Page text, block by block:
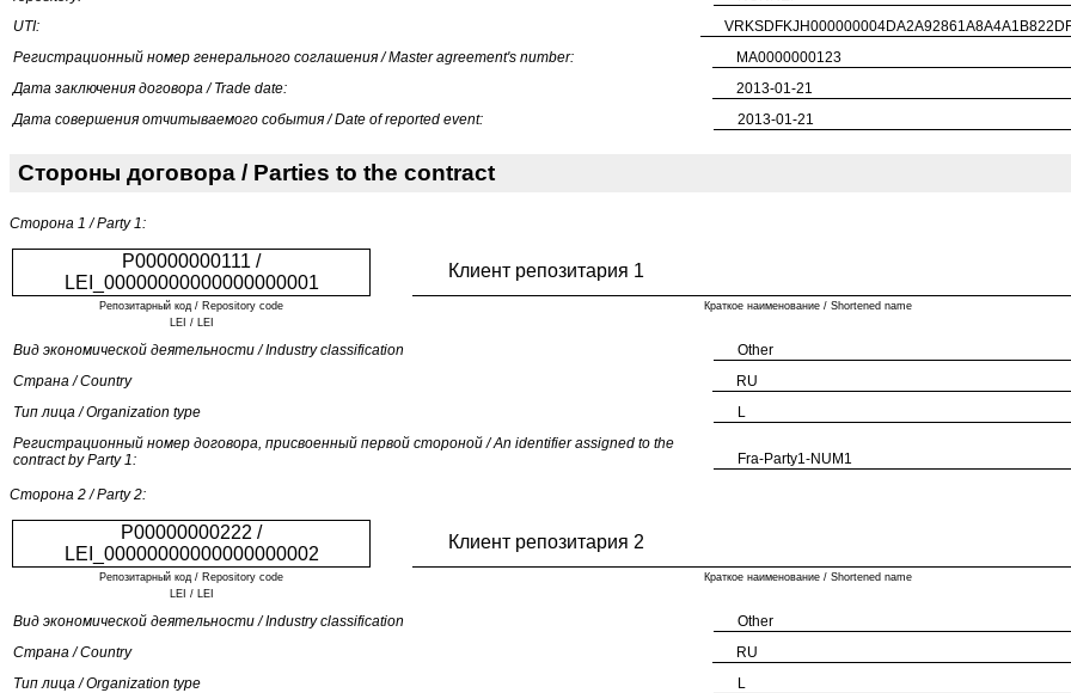
UTI:
Регистрационный номер генерального соглашения / Master agreement's number:
MA0000000123
Дата заключения договора / Trade date:
2013-01-21
Дата совершения отчитываемого события / Date of reported event:
2013-01-21
Стороны договора / Parties to the contract
Сторона 1 / Party 1:
P00000000111 /
LEI_00000000000000000001
Клиент репозитария 1
Репозитарный код / Repository code
Краткое наименование / Shortened name
LEI / LEI
Вид экономической деятельности / Industry classification
Other
Страна / Country
RU
Тип лица / Organization type
L
Регистрационный номер договора, присвоенный первой стороной / An identifier assigned to the
contract by Party 1:
Fra-Party1-NUM1
Сторона 2 / Party 2:
P00000000222 /
LEI_00000000000000000002
Клиент репозитария 2
Репозитарный код / Repository code
Краткое наименование / Shortened name
LEI / LEI
Вид экономической деятельности / Industry classification
Other
Страна / Country
RU
Тип лица / Organization type
L